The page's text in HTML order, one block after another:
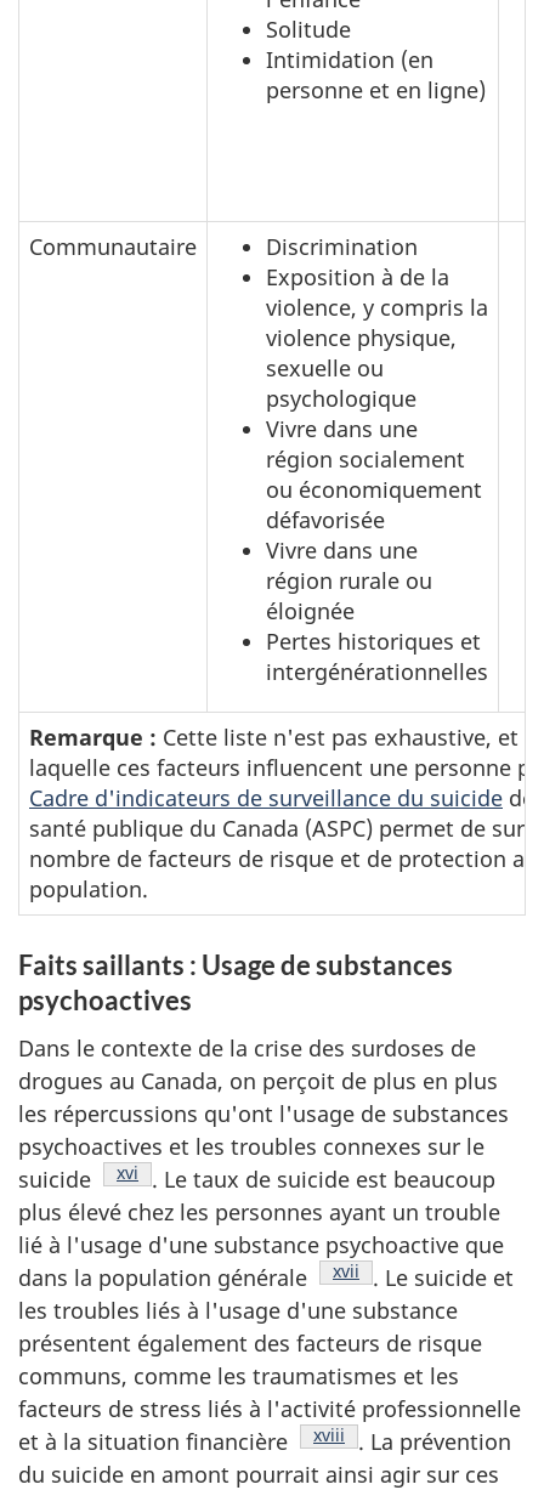
Solitude
Intimidation (en
personne et en ligne)
Communautaire
Discrimination
Exposition à de la
violence, y compris la
violence physique,
sexuelle ou
psychologique
Vivre dans une
région socialement
ou économiquement
défavorisée
Vivre dans une
région rurale ou
éloignée
Pertes historiques et
intergénérationnelles
Remarque : Cette liste n'est pas exhaustive, et
laquelle ces facteurs influencent une personne
Cadre d'indicateurs de surveillance du suicide de
santé publique du Canada (ASPC) permet de
nombre de facteurs de risque et de protection au
population.
Faits saillants : Usage de substances
psychoactives
Dans le contexte de la crise des surdoses de
drogues au Canada, on perçoit de plus en plus
les répercussions qu'ont l'usage de substances
psychoactives et les troubles connexes sur le
suicide
Note de bas de page
xvi
. Le taux de suicide est beaucoup
plus élevé chez les personnes ayant un trouble
lié à l'usage d'une substance psychoactive que
dans la population générale
Note de bas de page
xvii
. Le suicide et
les troubles liés à l'usage d'une substance
présentent également des facteurs de risque
communs, comme les traumatismes et les
facteurs de stress liés à l'activité professionnelle
et à la situation financière
Note de bas de page
xviii
. La prévention
du suicide en amont pourrait ainsi agir sur ces